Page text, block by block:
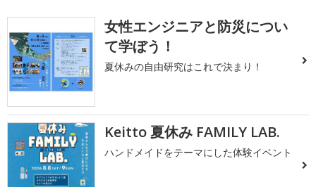
女性エンジニアと防災につい
て学ぼう！
夏休みの自由研究はこれで決まり！
Keitto 夏休み FAMILY LAB.
ハンドメイドをテーマにした体験イベント